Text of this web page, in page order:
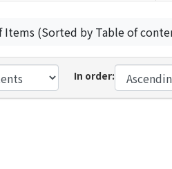
Items (Sorted by Table of
In order: